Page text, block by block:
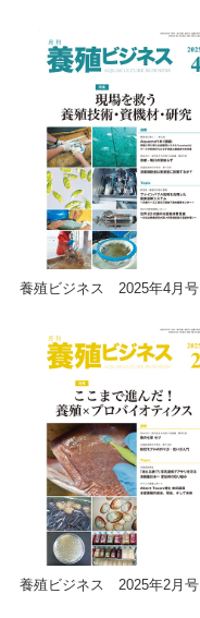
養殖ビジネス 2025年4月号
養殖ビジネス 2025年2月号